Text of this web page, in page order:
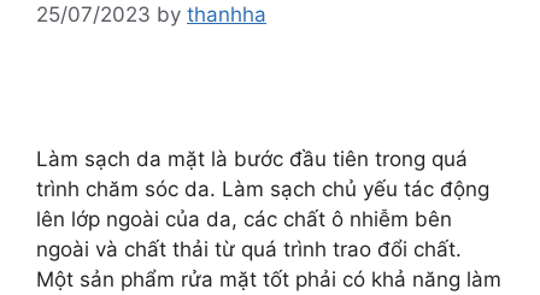
25/07/2023 by thanhha
Làm sạch da mặt là bước đầu tiên trong quá
trình chăm sóc da. Làm sạch chủ yếu tác động
lên lớp ngoài của da, các chất ô nhiễm bên
ngoài và chất thải từ quá trình trao đổi chất.
Một sản phẩm rửa mặt tốt phải có khả năng làm